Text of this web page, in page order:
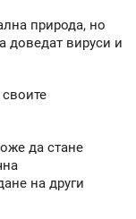
природа, но
доведат вируси и
да стане
на други